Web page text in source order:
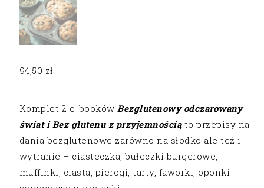
94,50 zł
Komplet 2 e-booków Bezglutenowy odczarowany
świat i Bez glutenu z przyjemnościąto przepisy na
dania bezglutenowe zarówno na słodko ale też i
wytranie – ciasteczka, bułeczki burgerowe,
muffinki, ciasta, pierogi, tarty, faworki, oponki